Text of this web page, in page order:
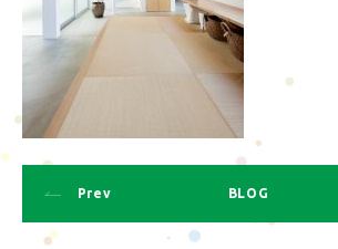
Prev BLOG